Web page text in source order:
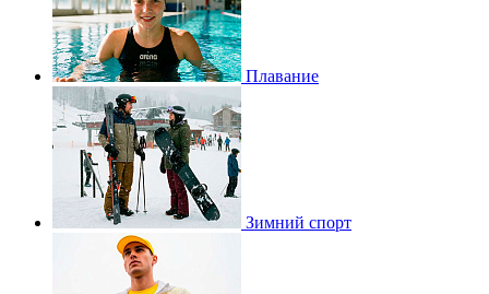
Плавание
Зимний спорт